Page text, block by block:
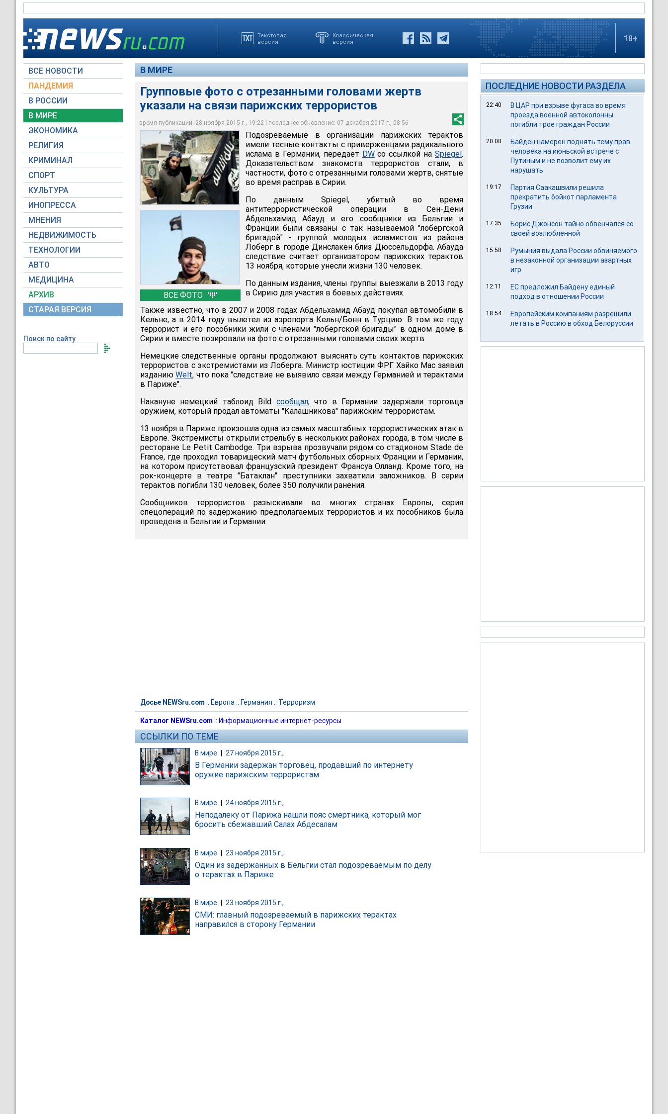
Текстовая
версия
Классическая
версия
18+
ВСЕ НОВОСТИ
ПАНДЕМИЯ
В РОССИИ
В МИРЕ
ЭКОНОМИКА
РЕЛИГИЯ
КРИМИНАЛ
СПОРТ
КУЛЬТУРА
ИНОПРЕССА
МНЕНИЯ
НЕДВИЖИМОСТЬ
ТЕХНОЛОГИИ
АВТО
МЕДИЦИНА
АРХИВ
СТАРАЯ ВЕРСИЯ
Поиск по сайту
В МИРЕ
Групповые фото с отрезанными головами жертв
указали на связи парижских террористов
время публикации: 28 ноября 2015 г., 19:22 | последнее обновление: 07 декабря 2017 г., 08:56
ВСЕ ФОТО
Абдельхамид Абауд
Reuters
Абдельхамид Абауд
Reuters
Париж, 13 ноября 2015 года
Global Look Press
Подозреваемые в организации парижских терактов
имели тесные контакты с приверженцами радикального
ислама в Германии, передает DWсо ссылкой на Spiegel.
Доказательством знакомств террористов стали, в
частности, фото с отрезанными головами жертв, снятые
во время расправ в Сирии.
По данным Spiegel, убитый во время
антитеррористической операции в Сен-Дени
Абдельхамид Абауд и его сообщники из Бельгии и
Франции были связаны с так называемой "лобергской
бригадой" - группой молодых исламистов из района
Лоберг в городе Динслакен близ Дюссельдорфа. Абауда
следствие считает организатором парижских терактов
13 ноября, которые унесли жизни 130 человек.
По данным издания, члены группы выезжали в 2013 году
в Сирию для участия в боевых действиях.
Также известно, что в 2007 и 2008 годах Абдельхамид Абауд покупал автомобили в
Кельне, а в 2014 году вылетел из аэропорта Кельн/Бонн в Турцию. В том же году
террорист и его пособники жили с членами "лобергской бригады" в одном доме в
Сирии и вместе позировали на фото с отрезанными головами своих жертв.
Немецкие следственные органы продолжают выяснять суть контактов парижских
террористов с экстремистами из Лоберга. Министр юстиции ФРГ Хайко Мас заявил
изданиюWelt, что пока "следствие не выявило связи между Германией и терактами
в Париже".
Накануне немецкий таблоид Bild сообщал, что в Германии задержали торговца
оружием, который продал автоматы "Калашникова" парижским террористам.
13 ноября в Париже произошла одна из самых масштабных террористических атак в
Европе. Экстремисты открыли стрельбу в нескольких районах города, в том числе в
ресторане Le Petit Cambodge. Три взрыва прозвучали рядом со стадионом Stade de
France, где проходил товарищеский матч футбольных сборных Франции и Германии,
на котором присутствовал французский президент Франсуа Олланд. Кроме того, на
рок-концерте в театре "Батаклан" преступники захватили заложников. В серии
терактов погибли 130 человек, более 350 получили ранения.
Сообщников террористов разыскивали во многих странах Европы, серия
спецопераций по задержанию предполагаемых террористов и их пособников была
проведена в Бельгии и Германии.
Досье NEWSru.com :: Европа :: Германия :: Терроризм
Каталог NEWSru.com :: Информационные интернет-ресурсы
ССЫЛКИ ПО ТЕМЕ
В мире 27 ноября 2015 г.,
В Германии задержан торговец, продавший по интернету
оружие парижским террористам
В мире 24 ноября 2015 г.,
Неподалеку от Парижа нашли пояс смертника, который мог
бросить сбежавший Салах Абдесалам
В мире | 23 ноября 2015 г.,
Один из задержанных в Бельгии стал подозреваемым по делу
о терактах в Париже
В мире 23 ноября 2015 г.,
СМИ: главный подозреваемый в парижских терактах
направился в сторону Германии
ПОСЛЕДНИЕ НОВОСТИ РАЗДЕЛА
22:40
В ЦАР при взрыве фугаса во время
проезда военной автоколонны
погибли трое граждан России
20:08
Байден намерен поднять тему прав
человека на июньской встрече с
Путиным и не позволит ему их
нарушать
19:17
Партия Саакашвили решила
прекратить бойкот парламента
Грузии
17:35
Борис Джонсон тайно обвенчался со
своей возлюбленной
15:58
Румыния выдала России обвиняемого
в незаконной организации азартных
игр
12:11
ЕС предложил Байдену единый
подход в отношении России
18:54
Европейским компаниям разрешили
летать в Россию в обход Белоруссии